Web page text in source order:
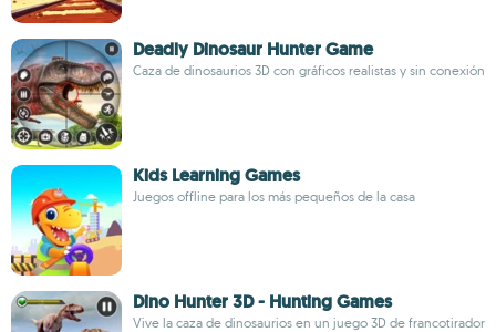
Deadly Dinosaur Hunter Game
Caza de dinosaurios 3D con gráficos realistas y sin conexión
Kids Learning Games
Juegos offline para los más pequeños de la casa
Dino Hunter 3D - Hunting Games
Vive la caza de dinosaurios en un juego 3D de francotirador